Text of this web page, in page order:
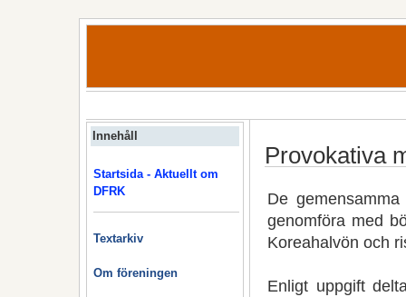
Innehåll
Startsida - Aktuellt om
DFRK
Textarkiv
Om föreningen
Provokativa
De
genomföra med
Koreahalvön och
Enligt uppgift